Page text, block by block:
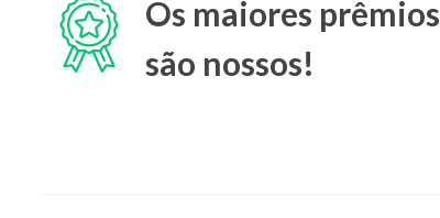
Os maiores prêmios
são nossos!